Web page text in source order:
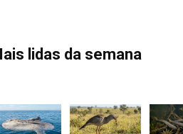
lidas da semana